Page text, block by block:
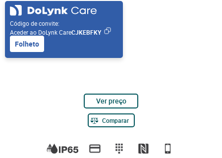
Código de convite:
Aceder ao DoLynk CareCJKEBFKY
Folheto
Ver preço
Comparar